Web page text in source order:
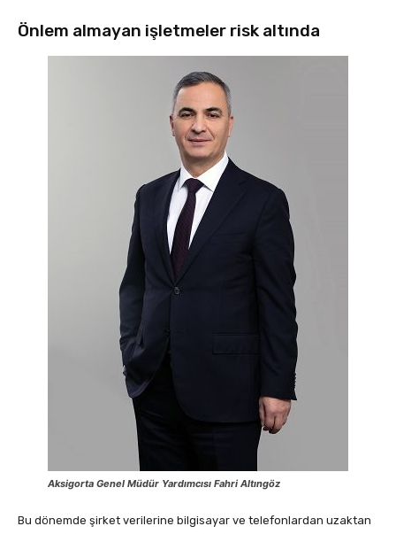
Önlem almayan işletmeler risk altında
Aksigorta Genel Müdür Yardımcısı Fahri Altıngöz
Bu dönemde şirket verilerine bilgisayar ve telefonlardan uzaktan